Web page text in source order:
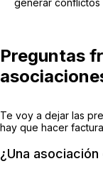
Preguntas
Te voy a dejar las
hay que hacer
¿Una